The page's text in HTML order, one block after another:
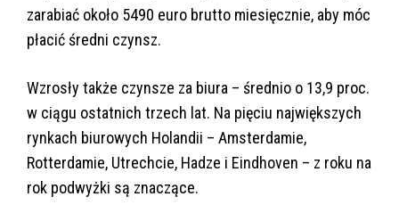
zarabiać około 5490 euro brutto miesięcznie, aby móc
płacić średni czynsz.
Wzrosły także czynsze za biura – średnio o 13,9 proc.
w ciągu ostatnich trzech lat. Na pięciu największych
rynkach biurowych Holandii – Amsterdamie,
Rotterdamie, Utrechcie, Hadze i Eindhoven – z roku na
rok podwyżki są znaczące.